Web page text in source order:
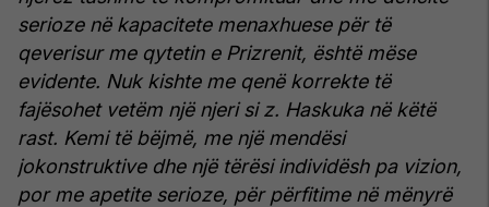
serioze në kapacitete menaxhuese për të
qeverisur me qytetin e Prizrenit, është mëse
evidente. Nuk kishte me qenë korrekte të
fajësohet vetëm një njeri si z. Haskuka në këtë
rast. Kemi të bëjmë, me një mendësi
jokonstruktive dhe një tërësi individësh pa vizion,
por me apetite serioze, për përfitime në mënyrë